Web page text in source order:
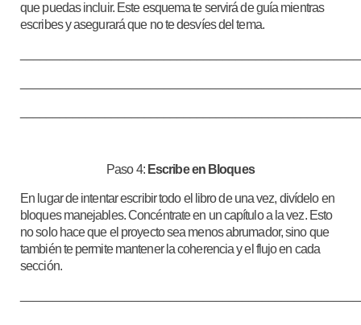
que puedas incluir. Este esquema te servirá de guía mientras
escribes y asegurará que no te desvíes del tema.
Paso 4:Escribe en Bloques
En lugar de intentar escribir todo el libro de una vez, divídelo en
bloques manejables. Concéntrate en un capítulo a la vez. Esto
no solo hace que el proyecto sea menos abrumador, sino que
también te permite mantener la coherencia y el flujo en cada
sección.